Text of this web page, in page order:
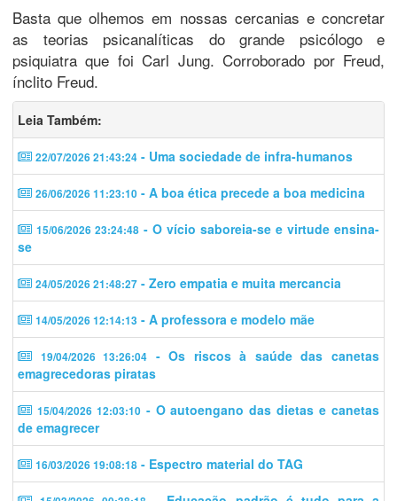
Basta que olhemos em nossas cercanias e concretar
as teorias psicanalíticas do grande psicólogo e
psiquiatra que foi Carl Jung. Corroborado por Freud,
ínclito Freud.
Leia Também:
22/07/2026 21:43:24 - Uma sociedade de infra-humanos
26/06/2026 11:23:10 - A boa ética precede a boa medicina
15/06/2026 23:24:48 - O vício saboreia-se e virtude ensina-
se
24/05/2026 21:48:27 - Zero empatia e muita mercancia
14/05/2026 12:14:13 - A professora e modelo mãe
19/04/2026 13:26:04 - Os riscos à saúde das canetas
emagrecedoras piratas
15/04/2026 12:03:10- O autoengano das dietas e canetas
de emagrecer
16/03/2026 19:08:18 - Espectro material do TAG